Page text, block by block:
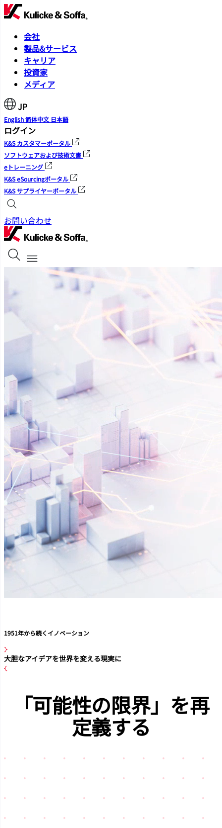
会社
製品&サービス
キャリア
投資家
メディア
JP
English简体中文 日本語
ログイン
K&S カスタマーポータル
ソフトウェアおよび技術文書
eトレーニング
K&S eSourcingポータル
K&S サプライヤーポータル
お問い合わせ
1951年から続くイノベーション
大胆なアイデアを世界を変える現実に
「可能性の限界」 を再
定義する